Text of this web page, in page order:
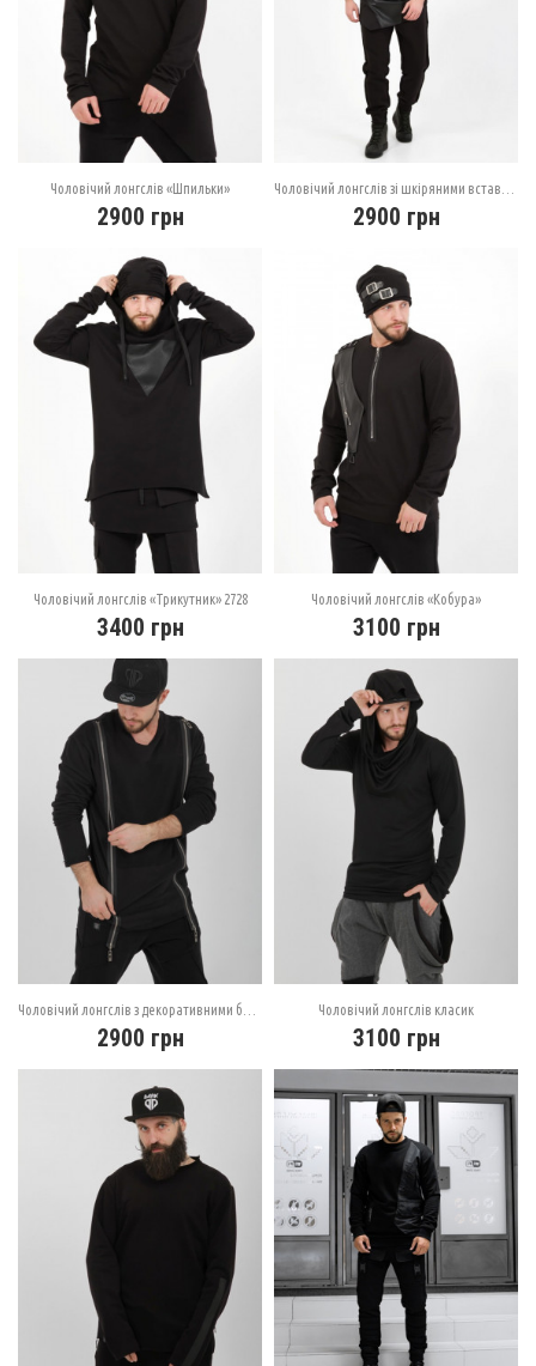
Чоловічий лонгслів «Шпильки»
2900 грн 2900 грн
Чоловічий лонгслів «Трикутник» 2728
3400 грн
Чоловічий лонгслів «Кобура»
3100 грн
2900 грн
Чоловічий лонгслів класик
3100 грн